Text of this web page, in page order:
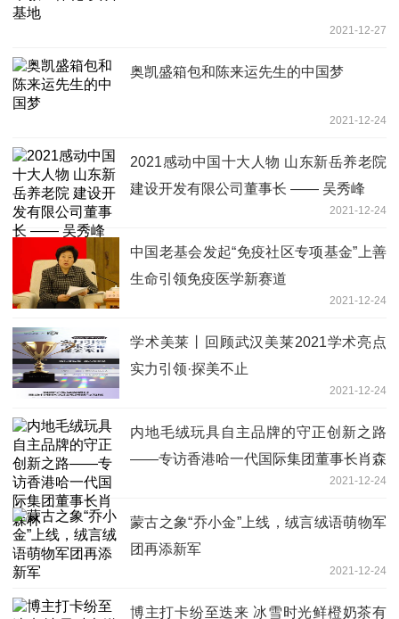
2021-12-27
奥凯盛箱包和陈来运先生的中国梦
2021-12-24
2021感动中国十大人物 山东新岳养老院
建设开发有限公司董事长 —— 吴秀峰
2021-12-24
中国老基会发起“免疫社区专项基金”上善
生命引领免疫医学新赛道
2021-12-24
学术美莱丨回顾武汉美莱2021学术亮点
实力引领·探美不止
2021-12-24
内地毛绒玩具自主品牌的守正创新之路
——专访香港哈一代国际集团董事长肖森
2021-12-24
蒙古之象“乔小金”上线，绒言绒语萌物军
团再添新军
2021-12-24
博主打卡纷至迭来 冰雪时光鲜橙奶茶有